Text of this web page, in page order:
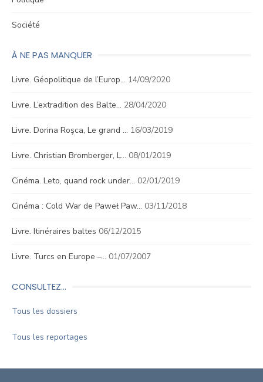
Société
À NE PAS MANQUER
Livre. Géopolitique de l’Europ… 14/09/2020
Livre. L’extradition des Balte… 28/04/2020
Livre. Dorina Roşca, Le grand … 16/03/2019
Livre. Christian Bromberger, L… 08/01/2019
Cinéma. Leto, quand rock under… 02/01/2019
Cinéma : Cold War de Paweł Paw… 03/11/2018
Livre. Itinéraires baltes 06/12/2015
Livre. Turcs en Europe –… 01/07/2007
CONSULTEZ…
Tous les dossiers
Tous les reportages